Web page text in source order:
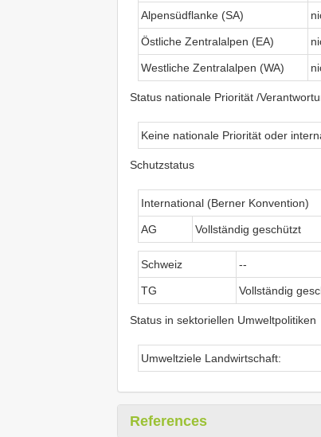
Alpensüdflanke (SA)
Östliche Zentralalpen (EA)
Westliche Zentralalpen (WA)
Status nationale Priorität /
Keine nationale Priorität oder
Schutzstatus
International (Berner Konvention)
AG Vollständig geschützt
Schweiz --
TG Vollständig
Status in sektoriellen Umweltpolitiken
Umweltziele Landwirtschaft:
References